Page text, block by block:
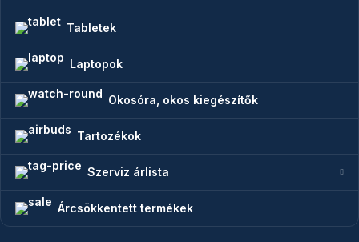
Tabletek
Laptopok
Okosóra, okos kiegészítők
Tartozékok
Szerviz árlista
Árcsökkentett termékek